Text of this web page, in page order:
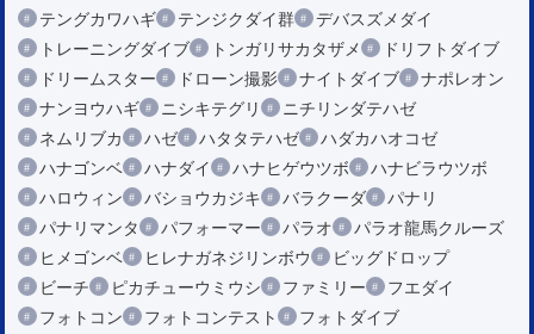
テングカワハギ
テンジクダイ群
デバスズメダイ
トレーニングダイブ
トンガリサカタザメ
ドリフトダイブ
ドリームスター
ドローン撮影 ナイトダイブ
ナポレオン
ナンヨウハギ
ニシキテグリ
ニチリンダテハゼ
ネムリブカ
ハゼ ハタタテハゼ
ハダカハオコゼ
ハナゴンベ
ハナダイ ハナヒゲウツボ
ハナビラウツボ
ハロウィン
バショウカジキ バラクーダ
パナリ
パナリマンタ
パフォーマー パラオ
パラオ龍馬クルーズ
ヒメゴンベ
ヒレナガネジリンボウ
ビッグドロップ
ビーチ
ピカチューウミウシ ファミリー
フエダイ
フォトコン
フォトコンテスト
フォトダイブ